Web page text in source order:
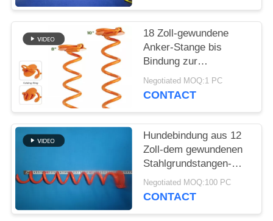
18 Zoll-gewundene
Anker-Stange bis
Bindung zur
Hund500lbs heraus
Negotiated MOQ:1 PC
CONTACT
Hundebindung aus 12
Zoll-dem gewundenen
Stahlgrundstangen-
Anker
Negotiated MOQ:100 PC
CONTACT